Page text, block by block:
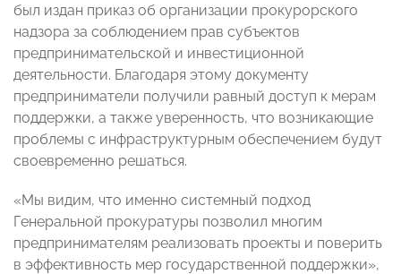
был издан приказ об организации прокурорского
надзора за соблюдением прав субъектов
предпринимательской и инвестиционной
деятельности. Благодаря этому документу
предприниматели получили равный доступ к мерам
поддержки, а также уверенность, что возникающие
проблемы с инфраструктурным обеспечением будут
своевременно решаться.
«Мы видим, что именно системный подход
Генеральной прокуратуры позволил многим
предпринимателям реализовать проекты и поверить
в эффективность мер государственной поддержки»,